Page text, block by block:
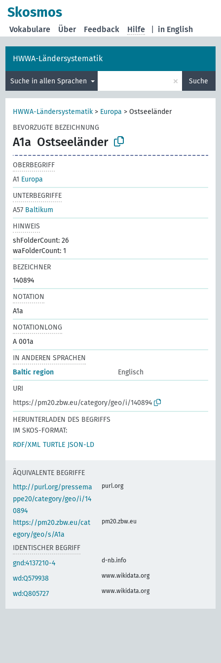
Skosmos
in English
Vokabulare Über Feedback Hilfe
HWWA-Ländersystematik
Suche in allen Sprachen × Suche
HWWA-Ländersystematik > Europa >Ostseeländer
BEVORZUGTE BEZEICHNUNG
A1a Ostseeländer
OBERBEGRIFF
A1 Europa
UNTERBEGRIFFE
A57 Baltikum
HINWEIS
shFolderCount: 26
waFolderCount: 1
BEZEICHNER
140894
NOTATION
A1a
NOTATIONLONG
A 001a
IN ANDEREN SPRACHEN
Baltic region
Englisch
URI
https://pm20.zbw.eu/category/geo/i/140894
HERUNTERLADEN DES BEGRIFFS
IM SKOS-FORMAT:
RDF/XML TURTLE JSON-LD
ÄQUIVALENTE BEGRIFFE
http://purl.org/pressema
ppe20/category/geo/i/14
0894
purl.org
https://pm20.zbw.eu/cat
egory/geo/s/A1a
pm20.zbw.eu
IDENTISCHER BEGRIFF
gnd:4137210-4
d-nb.info
wd:Q579938 www.wikidata.org
wd:Q805727 www.wikidata.org